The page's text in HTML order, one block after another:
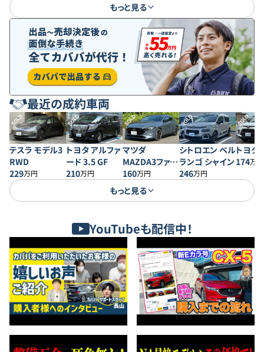
もっと見る
最近の成約車両
SOLD
テスラ モデル3
RWD
229万円
SOLD
トヨタ アルファ
ード 3.5 GF
210万円
SOLD
マツダ
MAZDA3ファス
トバック 20S プ
ロアクティブ
160万円
SOLD
シトロエン ベル
ランゴ シャイン
246万円
SOLD
トヨタ
174万円
もっと見る
YouTubeも配信中！